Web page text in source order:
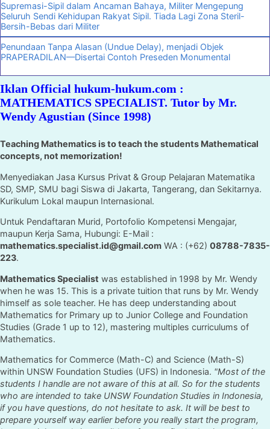
Supremasi-Sipil dalam Ancaman Bahaya, Militer Mengepung
Seluruh Sendi Kehidupan Rakyat Sipil. Tiada Lagi Zona Steril-
Bersih-Bebas dari Militer
Penundaan Tanpa Alasan (Undue Delay), menjadi Objek
PRAPERADILAN—Disertai Contoh Preseden Monumental
Iklan Official hukum-hukum.com :
MATHEMATICS SPECIALIST. Tutor by Mr.
Wendy Agustian (Since 1998)
Teaching Mathematics is to teach the students Mathematical
concepts, not memorization!
Menyediakan Jasa Kursus Privat & Group Pelajaran Matematika
SD, SMP, SMU bagi Siswa di Jakarta, Tangerang, dan Sekitarnya.
Kurikulum Lokal maupun Internasional.
Untuk Pendaftaran Murid, Portofolio Kompetensi Mengajar,
maupun Kerja Sama, Hubungi: E-Mail :
mathematics.specialist.id@gmail.com WA : (+62) 08788-7835-
223.
Mathematics Specialist was established in 1998 by Mr. Wendy
when he was 15. This is a private tuition that runs by Mr. Wendy
himself as sole teacher. He has deep understanding about
Mathematics for Primary up to Junior College and Foundation
Studies (Grade 1 up to 12), mastering multiples curriculums of
Mathematics.
Mathematics for Commerce (Math-C) and Science (Math-S)
within UNSW Foundation Studies (UFS) in Indonesia. "Most of the
students I handle are not aware of this at all. So for the students
who are intended to take UNSW Foundation Studies in Indonesia,
if you have questions, do not hesitate to ask. It will be best to
prepare yourself way earlier before you really start the program,